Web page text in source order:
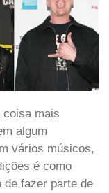
coisa mais
algum
vários músicos,
é como
de fazer parte de